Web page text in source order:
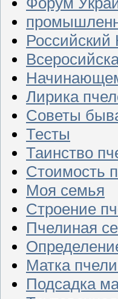
Лирика
Советы
Тесты
Таинство
Стоимость
Моя семья
Строение
Пчелиная
Матка
Подсадка